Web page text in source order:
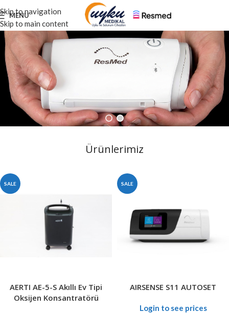
Skip to navigation
Skip to main content
MENU
Ürünlerimiz
SALE
AERTI AE-5-S Akıllı Ev Tipi
Oksijen Konsantratörü
SALE
AIRSENSE S11 AUTOSET
Login to see prices